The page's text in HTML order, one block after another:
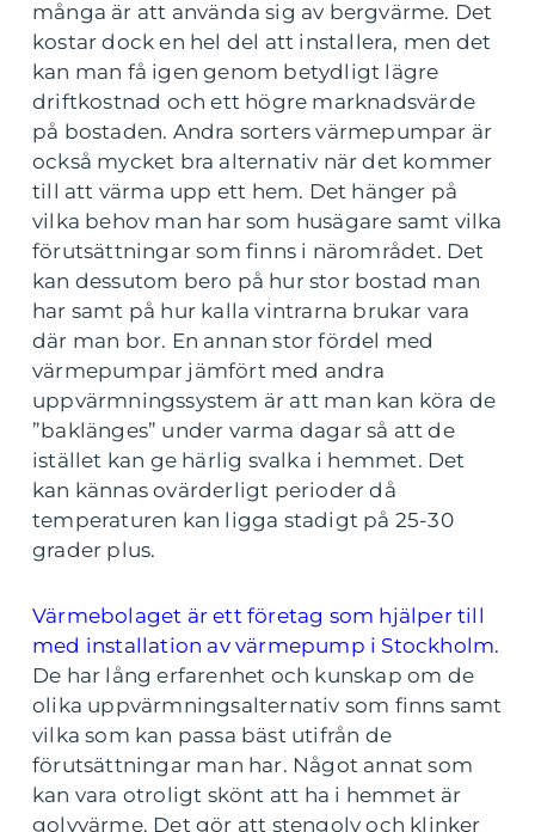
många är att använda sig av bergvärme. Det
kostar dock en hel del att installera, men det
kan man få igen genom betydligt lägre
driftkostnad och ett högre marknadsvärde
på bostaden. Andra sorters värmepumpar är
också mycket bra alternativ när det kommer
till att värma upp ett hem. Det hänger på
vilka behov man har som husägare samt vilka
förutsättningar som finns i närområdet. Det
kan dessutom bero på hur stor bostad man
har samt på hur kalla vintrarna brukar vara
där man bor. En annan stor fördel med
värmepumpar jämfört med andra
uppvärmningssystem är att man kan köra de
”baklänges” under varma dagar så att de
istället kan ge härlig svalka i hemmet. Det
kan kännas ovärderligt perioder då
temperaturen kan ligga stadigt på 25-30
grader plus.
Värmebolaget är ett företag som hjälper till
med installation av värmepump i Stockholm.
De har lång erfarenhet och kunskap om de
olika uppvärmningsalternativ som finns samt
vilka som kan passa bäst utifrån de
förutsättningar man har. Något annat som
kan vara otroligt skönt att ha i hemmet är
golvvärme. Det gör att stengolv och klinker